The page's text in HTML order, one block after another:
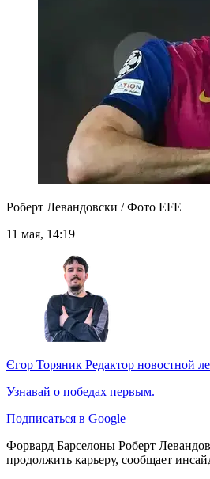
Роберт Левандовски / Фото EFE
11 мая, 14:19
Єгор Торяник Редактор новостной
Узнавай о победах первым.
Подписаться в Google
Форвард Барселоны Роберт
продолжить карьеру, сообщает